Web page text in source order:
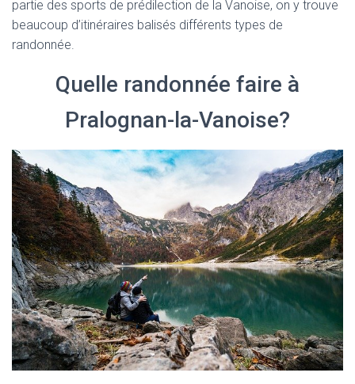
partie des sports de prédilection de la Vanoise, on y trouve
beaucoup d’itinéraires balisés différents types de
randonnée.
Quelle randonnée faire à
Pralognan-la-Vanoise?